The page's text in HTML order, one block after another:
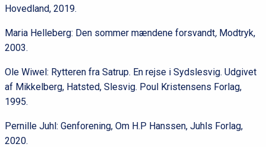
Hovedland, 2019.
Maria Helleberg: Den sommer mændene forsvandt, Modtryk,
2003.
Ole Wiwel: Rytteren fra Satrup. En rejse i Sydslesvig. Udgivet
af Mikkelberg, Hatsted, Slesvig. Poul Kristensens Forlag,
1995.
Pernille Juhl: Genforening, Om H.P Hanssen, Juhls Forlag,
2020.